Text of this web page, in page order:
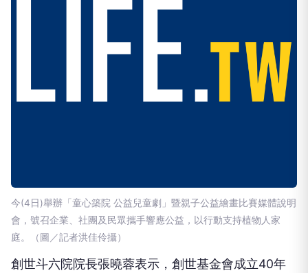
今(4日)舉辦「童心築院 公益兒童劇」暨親子公益繪畫比賽媒體說明
會，號召企業、社團及民眾攜手響應公益，以行動支持植物人家
庭。（圖／記者洪佳伶攝）
創世斗六院院長張曉蓉表示，創世基金會成立40年